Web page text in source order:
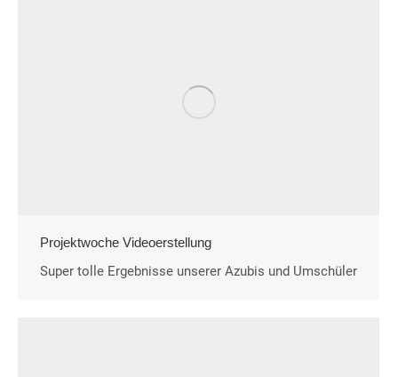
Projektwoche Videoerstellung
Super tolle Ergebnisse unserer Azubis und Umschüler